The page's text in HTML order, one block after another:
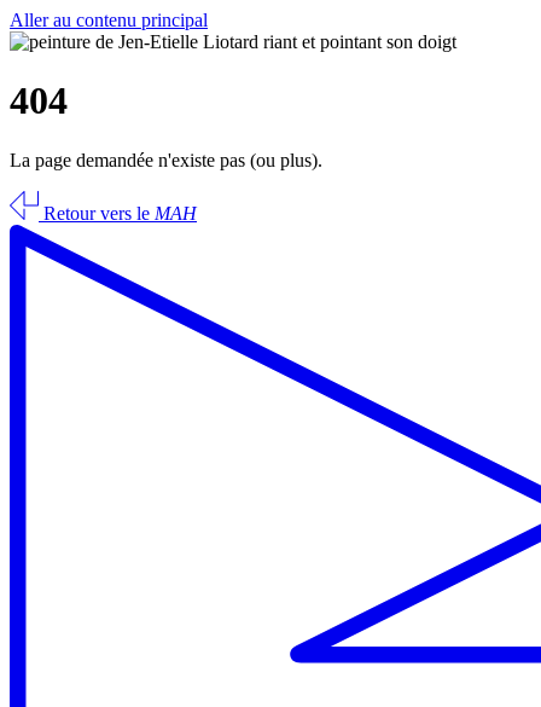
Aller au contenu principal
404
La page demandée n'existe pas (ou plus).
Retour vers le MAH